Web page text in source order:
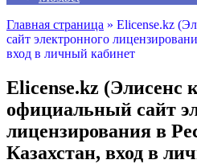
Главная страница » Elicense.kz
сайт электронного
вход в личный кабинет
Elicense.kz (Элисенс
официальный сайт
лицензирования в
Казахстан, вход в